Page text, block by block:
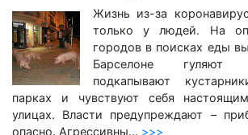
Жизнь из-за
только у людей. На
городов в поисках еды
Барселоне
подкапывают
парках и чувствуют себя
улицах. Власти предупреждают –
опасно. Агрессивны… >>>